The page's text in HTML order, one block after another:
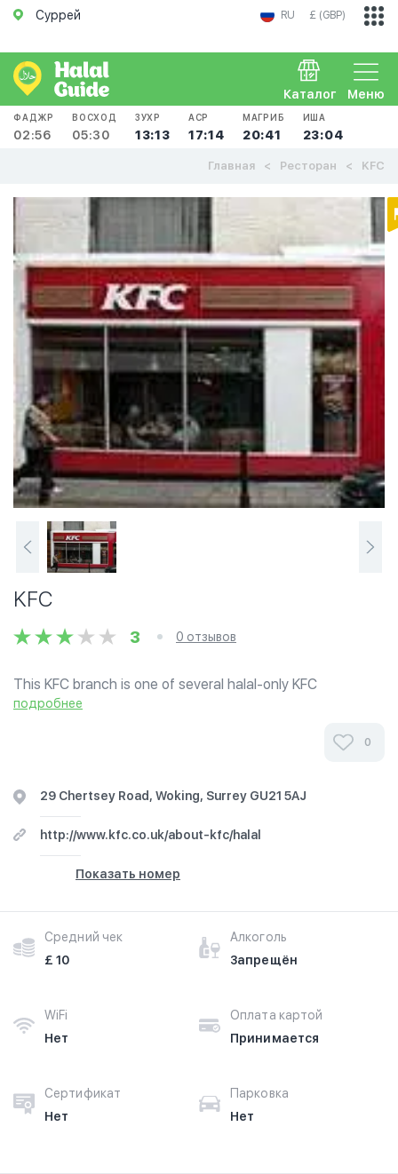
Суррей RU £ (GBP)
Меню
Каталог
ФАДЖР
02:56
ВОСХОД
05:30
ЗУХР
13:13
АСР
17:14
МАГРИБ
20:41
ИША
23:04
Главная Ресторан KFC
KFC
3 0 отзывов
This KFC branch is one of several halal-only KFC
restaurants. All food in this outlet is certified by the Halal
подробнее
0
29 Chertsey Road, Woking, Surrey GU21 5AJ
http://www.kfc.co.uk/about-kfc/halal
Показать номер
Средний чек
£ 10
Алкоголь
Запрещён
WiFi
Нет
Оплата картой
Принимается
Сертификат
Нет
Парковка
Нет